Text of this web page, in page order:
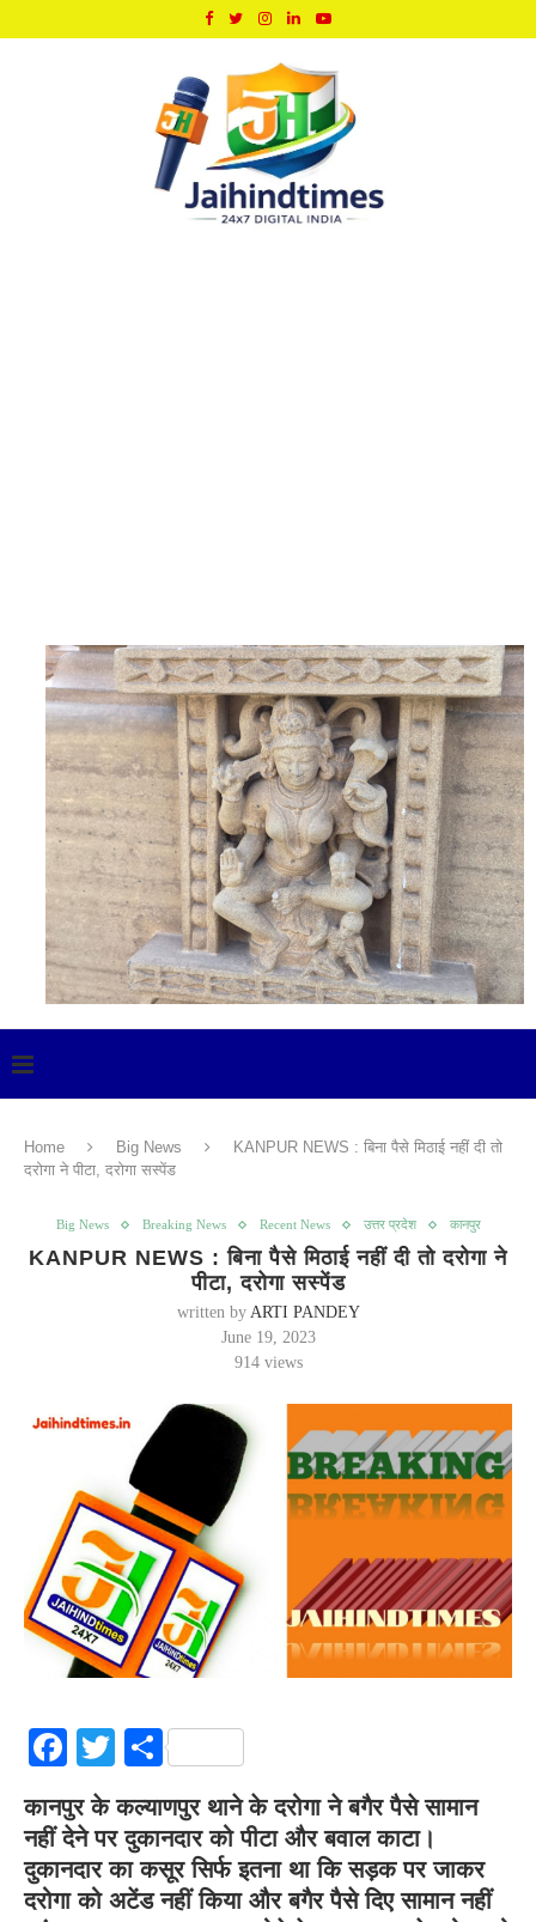
Home Big News
KANPUR NEWS : बिना पैसे मिठाई नहीं दी तो
दरोगा ने पीटा, दरोगा सस्पेंड
Big News Breaking News Recent News उत्तर प्रदेश कानपुर
KANPUR NEWS : बिना पैसे मिठाई नहीं दी तो दरोगा ने
पीटा, दरोगा सस्पेंड
written by ARTI PANDEY
June 19, 2023
914views
Facebook
Twitter
Share
कानपुर के कल्याणपुर थाने के दरोगा ने बगैर पैसे सामान
नहीं देने पर दुकानदार को पीटा और बवाल काटा।
दुकानदार का कसूर सिर्फ इतना था कि सड़क पर जाकर
दरोगा को अटेंड नहीं किया और बगैर पैसे दिए सामान नहीं